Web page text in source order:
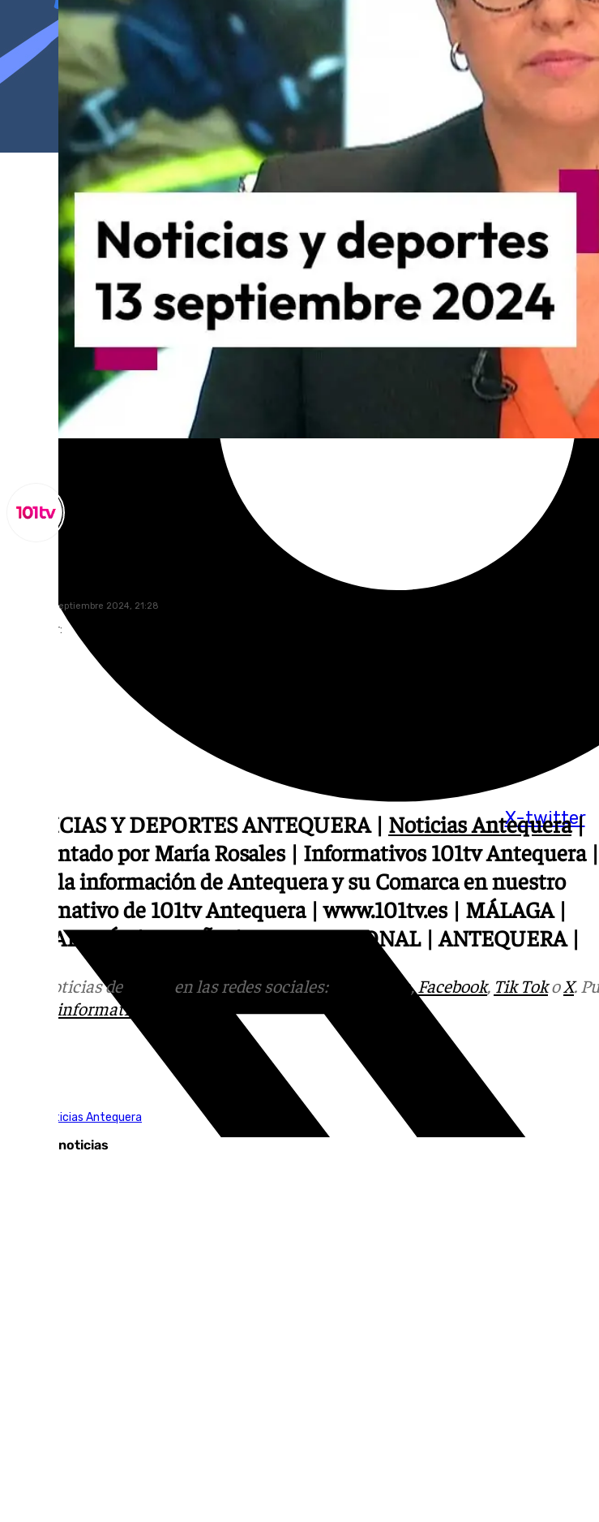
X-twitter
viernes, 13 septiembre 2024, 21:28
Compartir:
NOTICIAS Y DEPORTES ANTEQUERA | Noticias Antequera|
Presentado por María Rosales | Informativos 101tv Antequera |
Toda la información de Antequera y su Comarca en nuestro
informativo de 101tv Antequera | www.101tv.es | MÁLAGA |
ANDALUCÍA | ESPAÑA | INTERNACIONAL | ANTEQUERA|
Más noticias de en las redes sociales: Instagram,Facebook, Tik TokoX.
informativos@101tv.es
101TV Noticias Antequera
Últimas noticias